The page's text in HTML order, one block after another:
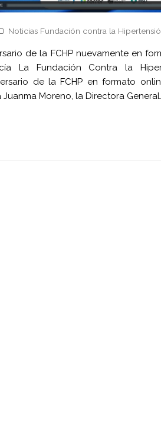
Noticias Fundación contra la
de la FCHP nuevamente en
La Fundación Contra la
de la FCHP en formato
Moreno, la Directora